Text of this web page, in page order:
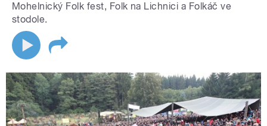
Mohelnický Folk fest, Folk na Lichnici a Folkáč ve
stodole.